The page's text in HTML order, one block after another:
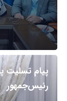
پیام تسلیت
رئیس‌جمهور